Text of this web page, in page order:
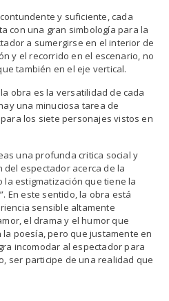
y suficiente, cada
con una gran simbología para la
a sumergirse en el interior de
y el recorrido en el escenario, no
también en el eje vertical.
obra es la versatilidad de cada
una minuciosa tarea de
los siete personajes vistos en
una profunda critica social y
espectador acerca de la
estigmatización que tiene la
En este sentido, la obra está
sensible altamente
el drama y el humor que
poesía, pero que justamente en
incomodar al espectador para
ser participe de una realidad que